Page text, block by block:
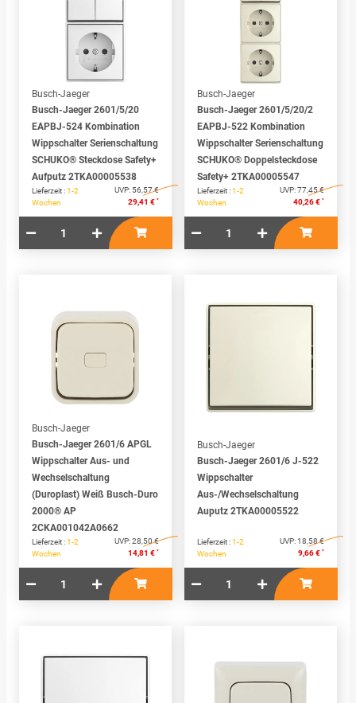
Busch-Jaeger
Busch-Jaeger 2601/5/20
EAPBJ-524 Kombination
Wippschalter Serienschaltung
SCHUKO® Steckdose Safety+
Aufputz 2TKA00005538
Lieferzeit :1-2
Wochen
UVP: 56,57 €
29,41 € *
Busch-Jaeger
Busch-Jaeger 2601/5/20/2
EAPBJ-522 Kombination
Wippschalter Serienschaltung
SCHUKO® Doppelsteckdose
Safety+ 2TKA00005547
Lieferzeit :1-2
Wochen
UVP:77,45 €
40,26 € *
Busch-Jaeger
Busch-Jaeger 2601/6 APGL
Wippschalter Aus- und
Wechselschaltung
(Duroplast) Weiß Busch-Duro
2000® AP
2CKA001042A0662
Lieferzeit :1-2
Wochen
UVP:28,50 €
14,81 € *
Busch-Jaeger
Busch-Jaeger 2601/6 J-522
Wippschalter
Aus-/Wechselschaltung
Auputz 2TKA00005522
Lieferzeit :1-2
Wochen
UVP:18,58 €
9,66 € *